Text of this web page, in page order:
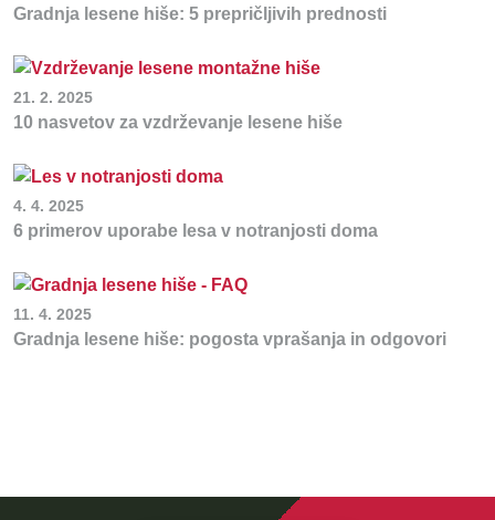
Gradnja lesene hiše: 5 prepričljivih prednosti
21. 2. 2025
10 nasvetov za vzdrževanje lesene hiše
4. 4. 2025
6 primerov uporabe lesa v notranjosti doma
11. 4. 2025
Gradnja lesene hiše: pogosta vprašanja in odgovori